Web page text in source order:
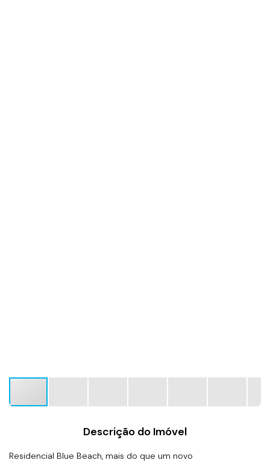
Descrição do Imóvel
Residencial Blue Beach, mais do que um novo